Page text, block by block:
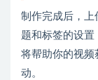
制作完成后，上
题和标签的设
将帮助你的视频
动。